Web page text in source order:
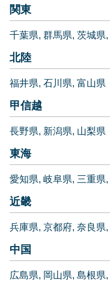
関東
千葉県 群馬県 茨城県
北陸
福井県 石川県 富山県
甲信越
長野県 新潟県 山梨県
東海
愛知県 岐阜県 三重県
近畿
兵庫県 京都府 奈良県
中国
広島県 岡山県 島根県